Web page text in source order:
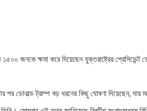
১৫০০ জনকে ক্ষমা করে দিয়েছেন যুক্তরাষ্ট্রের
পর ডোনাল্ড ট্রাম্প বড় ধরনের কিছু ঘোষণা